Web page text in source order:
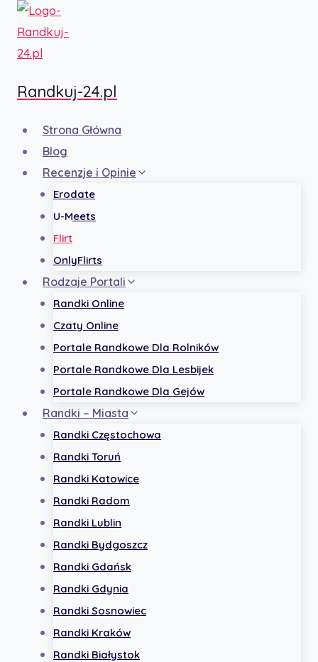
Przejdź
treści
Randkuj-24.pl
Strona Główna
Blog
Recenzje i Opinie
Erodate
U-Meets
Flirt
OnlyFlirts
Rodzaje Portali
Randki Online
Czaty Online
Portale Randkowe Dla Rolników
Portale Randkowe Dla Lesbijek
Portale Randkowe Dla Gejów
Randki – Miasta
Randki Częstochowa
Randki Toruń
Randki Katowice
Randki Radom
Randki Lublin
Randki Bydgoszcz
Randki Gdańsk
Randki Gdynia
Randki Sosnowiec
Randki Kraków
Randki Białystok